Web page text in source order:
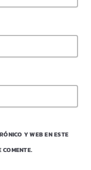
Y WEB EN ESTE